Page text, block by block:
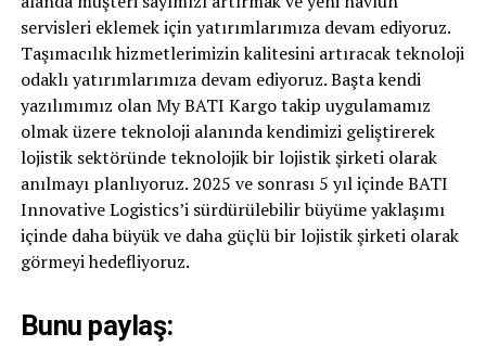
servisleri eklemek için yatırımlarımıza devam ediyoruz.
Taşımacılık hizmetlerimizin kalitesini artıracak teknoloji
odaklı yatırımlarımıza devam ediyoruz. Başta kendi
yazılımımız olan My BATI Kargo takip uygulamamız
olmak üzere teknoloji alanında kendimizi geliştirerek
lojistik sektöründe teknolojik bir lojistik şirketi olarak
anılmayı planlıyoruz. 2025 ve sonrası 5 yıl içinde BATI
Innovative Logistics’i sürdürülebilir büyüme yaklaşımı
içinde daha büyük ve daha güçlü bir lojistik şirketi olarak
görmeyi hedefliyoruz.
Bunu paylaş: